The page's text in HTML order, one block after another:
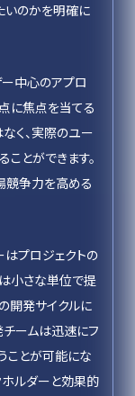
いのかを明確に
中心のアプロ
に焦点を当てる
く、実際のユー
とができます。
競争力を高める
はプロジェクトの
小さな単位で提
開発サイクルに
チームは迅速にフ
ことが可能にな
ホルダーと効果的